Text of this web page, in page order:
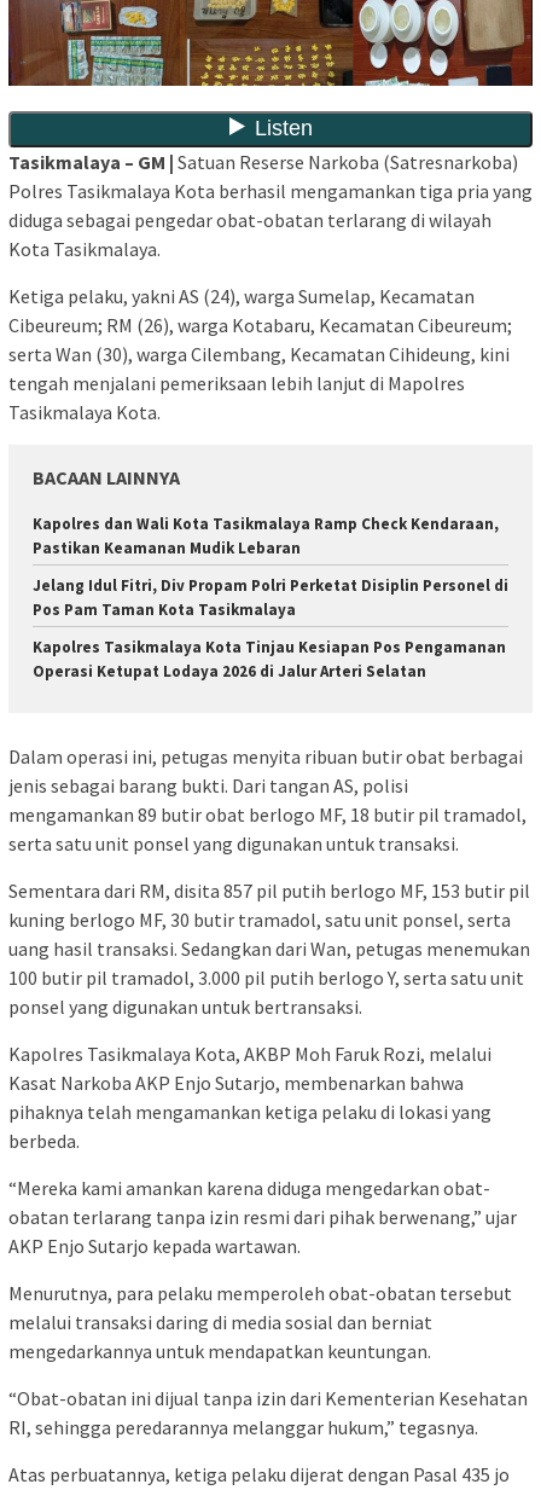
Tasikmalaya – GM | Satuan Reserse Narkoba (Satresnarkoba)
Polres Tasikmalaya Kota berhasil mengamankan tiga pria yang
diduga sebagai pengedar obat-obatan terlarang di wilayah
Kota Tasikmalaya.
Ketiga pelaku, yakni AS (24), warga Sumelap, Kecamatan
Cibeureum; RM (26), warga Kotabaru, Kecamatan Cibeureum;
serta Wan (30), warga Cilembang, Kecamatan Cihideung, kini
tengah menjalani pemeriksaan lebih lanjut di Mapolres
Tasikmalaya Kota.
BACAAN LAINNYA
Kapolres dan Wali Kota Tasikmalaya Ramp Check Kendaraan,
Pastikan Keamanan Mudik Lebaran
Jelang Idul Fitri, Div Propam Polri Perketat Disiplin Personel di
Pos Pam Taman Kota Tasikmalaya
Kapolres Tasikmalaya Kota Tinjau Kesiapan Pos Pengamanan
Operasi Ketupat Lodaya 2026 di Jalur Arteri Selatan
Dalam operasi ini, petugas menyita ribuan butir obat berbagai
jenis sebagai barang bukti. Dari tangan AS, polisi
mengamankan 89 butir obat berlogo MF, 18 butir pil tramadol,
serta satu unit ponsel yang digunakan untuk transaksi.
Sementara dari RM, disita 857 pil putih berlogo MF, 153 butir pil
kuning berlogo MF, 30 butir tramadol, satu unit ponsel, serta
uang hasil transaksi. Sedangkan dari Wan, petugas menemukan
100 butir pil tramadol, 3.000 pil putih berlogo Y, serta satu unit
ponsel yang digunakan untuk bertransaksi.
Kapolres Tasikmalaya Kota, AKBP Moh Faruk Rozi, melalui
Kasat Narkoba AKP Enjo Sutarjo, membenarkan bahwa
pihaknya telah mengamankan ketiga pelaku di lokasi yang
berbeda.
“Mereka kami amankan karena diduga mengedarkan obat-
obatan terlarang tanpa izin resmi dari pihak berwenang,” ujar
AKP Enjo Sutarjo kepada wartawan.
Menurutnya, para pelaku memperoleh obat-obatan tersebut
melalui transaksi daring di media sosial dan berniat
mengedarkannya untuk mendapatkan keuntungan.
“Obat-obatan ini dijual tanpa izin dari Kementerian Kesehatan
RI, sehingga peredarannya melanggar hukum,” tegasnya.
Atas perbuatannya, ketiga pelaku dijerat dengan Pasal 435 jo